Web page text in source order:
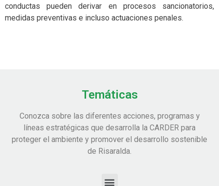
conductas pueden derivar en procesos sancionatorios,
medidas preventivas e incluso actuaciones penales.
Temáticas
Conozca sobre las diferentes acciones, programas y
líneas estratégicas que desarrolla la CARDER para
proteger el ambiente y promover el desarrollo sostenible
de Risaralda.